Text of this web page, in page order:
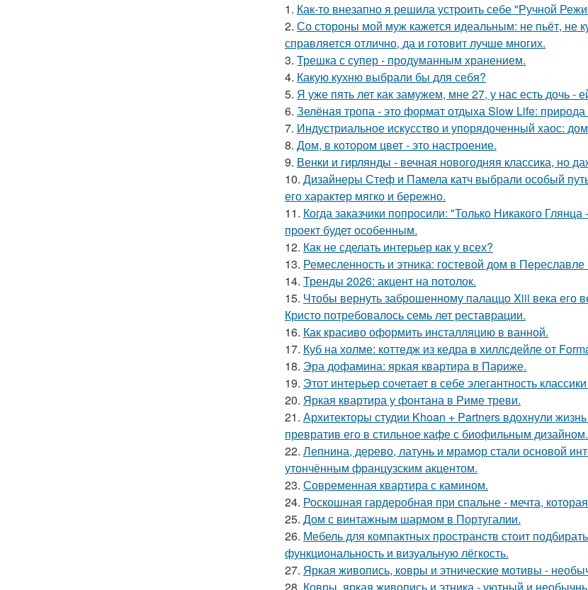
1. Как-то внезапно я решила устроить себе "Ручной
2. Со стороны мой муж кажется идеальным: не пьёт, не
справляется отлично, да и готовит лучше многих.
3. Трешка с супер - продуманным хранением.
4. Какую кухню выбрали бы для себя?
5. Я уже пять лет как замужем, мне 27, у нас есть дочь -
6. Зелёная тропа - это формат отдыха Slow Life:
7. Индустриальное искусство и упорядоченный хаос:
8. Дом, в котором цвет - это настроение.
9. Венки и гирлянды - вечная новогодняя классика, но
10. Дизайнеры Стеф и Памела катч выбрали особый
его характер мягко и бережно.
11. Когда заказчики попросили: "Только Никакого
проект будет особенным.
12. Как не сделать интерьер как у всех?
13. Ремесленность и этника: гостевой дом в Переславле
14. Тренды 2026: акцент на потолок.
15. Чтобы вернуть заброшенному палаццо Xiii века его
Кристо потребовалось семь лет реставрации.
16. Как красиво оформить инсталляцию в ванной.
17. Куб на холме: коттедж из кедра в хиллсдейле от
18. Эра дофамина: яркая квартира в Париже.
19. Этот интерьер сочетает в себе элегантность
20. Яркая квартира у фонтана в Риме треви.
21. Архитекторы студии Khoan + Partners вдохнули
превратив его в стильное кафе с биофильным дизайном.
22. Лепнина, дерево, латунь и мрамор стали основой
утончённым французским акцентом.
23. Современная квартира с камином.
24. Роскошная гардеробная при спальне - мечта,
25. Дом с винтажным шармом в Португалии.
26. Мебель для компактных пространств стоит
функциональность и визуальную лёгкость.
27. Яркая живопись, ковры и этнические мотивы -